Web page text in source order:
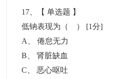
17 、【单选题 】
低钠表现为（ ） [1分]
A
、倦怠无力
B 、肾脏缺血
C 、恶心呕吐